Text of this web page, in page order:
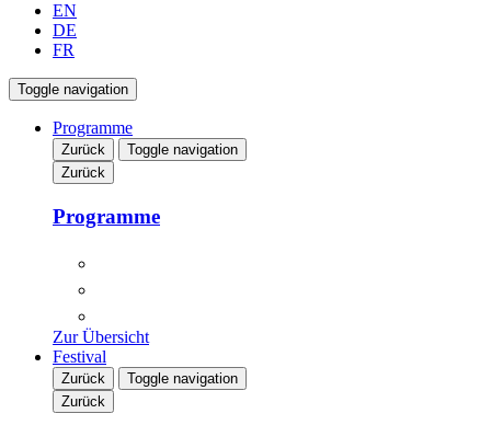
EN
DE
FR
Toggle navigation
Programme
Zurück
Toggle navigation
Zurück
Programme
Zur Übersicht
Festival
Zurück
Toggle navigation
Zurück